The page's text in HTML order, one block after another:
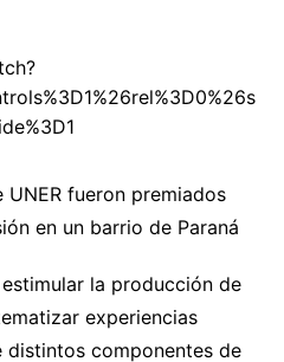
fueron premiados
en un barrio de Paraná
la producción de
experiencias
componentes de